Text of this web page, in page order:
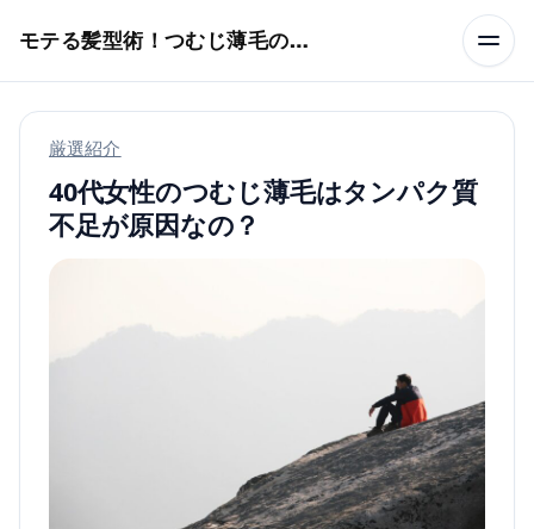
モテる髪型術！つむじ薄毛の隠し方
厳選紹介
40代女性のつむじ薄毛はタンパク質
不足が原因なの？